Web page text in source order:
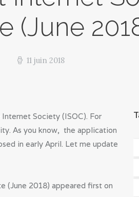
(June
11 juin 2018
Society (ISOC). For
As you know, the application
in early April. Let me update
(June 2018) appeared first on